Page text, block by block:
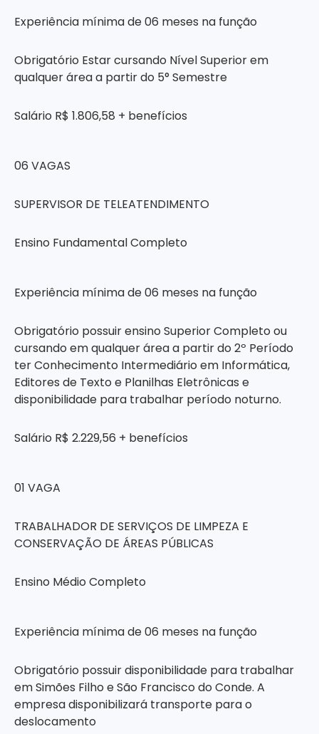
Experiência mínima de 06 meses na função
Obrigatório Estar cursando Nível Superior em
qualquer área a partir do 5° Semestre
Salário R$ 1.806,58 + benefícios
06 VAGAS
SUPERVISOR DE TELEATENDIMENTO
Ensino Fundamental Completo
Experiência mínima de 06 meses na função
Obrigatório possuir ensino Superior Completo ou
cursando em qualquer área a partir do 2º Período
ter Conhecimento Intermediário em Informática,
Editores de Texto e Planilhas Eletrônicas e
disponibilidade para trabalhar período noturno.
Salário R$ 2.229,56 + benefícios
01 VAGA
TRABALHADOR DE SERVIÇOS DE LIMPEZA E
CONSERVAÇÃO DE ÁREAS PÚBLICAS
Ensino Médio Completo
Experiência mínima de 06 meses na função
Obrigatório possuir disponibilidade para trabalhar
em Simões Filho e São Francisco do Conde. A
empresa disponibilizará transporte para o
deslocamento